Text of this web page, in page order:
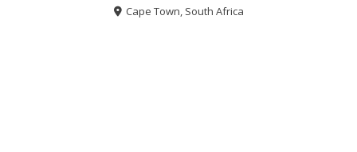
Cape Town, South Africa